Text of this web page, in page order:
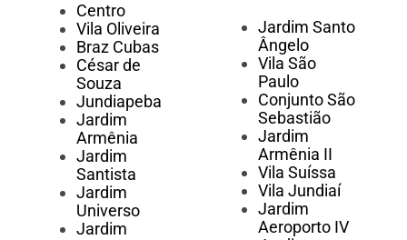
Centro
Vila Oliveira
Braz Cubas
César de
Souza
Jundiapeba
Jardim
Armênia
Jardim
Santista
Jardim
Universo
Jardim
Jardim Santo
Ângelo
Vila São
Paulo
Conjunto São
Sebastião
Jardim
Armênia II
Vila Suíssa
Vila Jundiaí
Jardim
Aeroporto IV